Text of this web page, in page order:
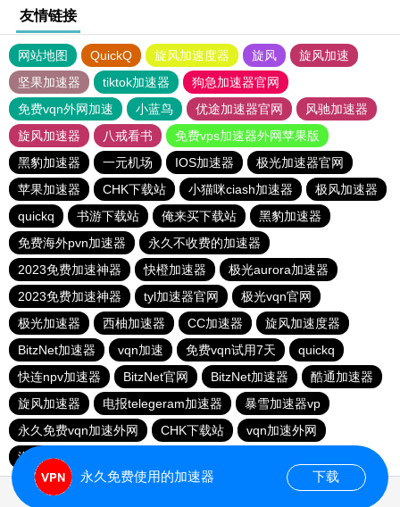
友情链接
网站地图 QuickQ 旋风加速度器 旋风
旋风加速
坚果加速器
tiktok加速器
狗急加速器官网
免费vqn外网加速
小蓝鸟 优途加速器官网
风驰加速器
旋风加速器
八戒看书
免费vps加速器外网苹果版
黑豹加速器
一元机场 IOS加速器
极光加速器官网
苹果加速器
CHK下载站 小猫咪ciash加速器
极风加速器
quickq
书游下载站 俺来买下载站
黑豹加速器
免费海外pvn加速器
永久不收费的加速器
2023免费加速神器
快橙加速器
极光aurora加速器
2023免费加速神器
tyl加速器官网
极光vqn官网
极光加速器
西柚加速器 CC加速器
旋风加速度器
BitzNet加速器
vqn加速 免费vqn试用7天
quickq
快连npv加速器
BitzNet官网 BitzNet加速器
酷通加速器
旋风加速器
电报telegeram加速器
暴雪加速器vp
永久免费vqn加速外网
CHK下载站
vqn加速外网
海鸥下载站
永久免费使用的加速器 下载